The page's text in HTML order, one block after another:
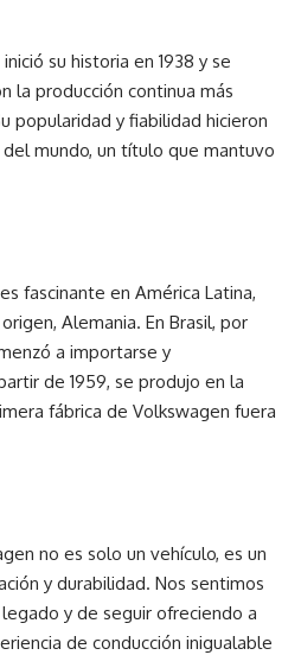
su historia en 1938 y se
la producción continua más
popularidad y fiabilidad hicieron
mundo, un título que mantuvo
fascinante en América Latina,
Alemania. En Brasil, por
a importarse y
de 1959, se produjo en la
fábrica de Volkswagen fuera
no es solo un vehículo, es un
y durabilidad. Nos sentimos
y de seguir ofreciendo a
de conducción inigualable